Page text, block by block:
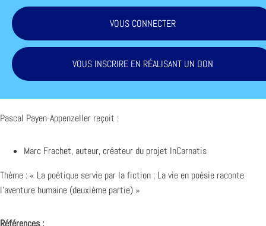
VOUS CONNECTER
VOUS INSCRIRE EN RÉALISANT UN DON
Pascal Payen-Appenzeller reçoit :
Marc Frachet, auteur, créateur du projet InCarnatis
Thème : « La poétique servie par la fiction ; La vie en poésie raconte
l’aventure humaine (deuxième partie) »
Références :